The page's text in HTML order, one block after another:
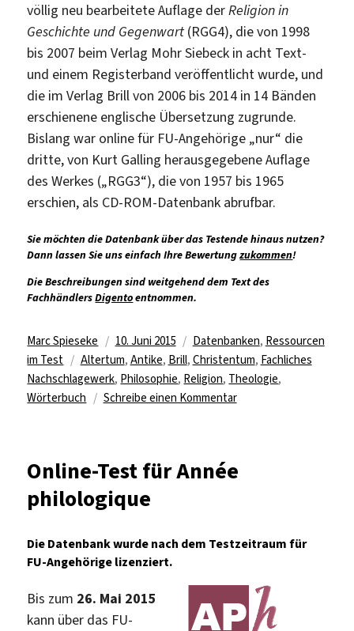
völlig neu bearbeitete Auflage derReligion in
Geschichte und Gegenwart (RGG4), die von 1998
bis 2007 beim Verlag Mohr Siebeck in acht Text-
und einem Registerband veröffentlicht wurde, und
die im Verlag Brill von 2006 bis 2014 in 14 Bänden
erschienene englische Übersetzung zugrunde.
Bislang war online für FU-Angehörige „nur“ die
dritte, von Kurt Galling herausgegebene Auflage
des Werkes („RGG3“), die von 1957 bis 1965
erschien, als CD-ROM-Datenbank abrufbar.
Sie möchten die Datenbank über das Testende hinaus nutzen?
Dann lassen Sie uns einfach Ihre Bewertungzukommen!
Die Beschreibungen sind weitgehend dem Text des
FachhändlersDigentoentnommen.
Autor
Marc Spieseke
Veröffentlicht
am
10. Juni 2015 Kategorien
Datenbanken, Ressourcen
im Test
Schlagwörter
Altertum, Antike, Brill, Christentum, Fachliches
Nachschlagewerk, Philosophie, Religion, Theologie,
Wörterbuch
Schreibe einen Kommentarzu
„Religion
Gegenwart“
Online-Test für Année
philologique
Die Datenbank wurde nach dem Testzeitraum für
FU-Angehörige lizenziert.
Bis zum 26. Mai 2015
kann über das FU-